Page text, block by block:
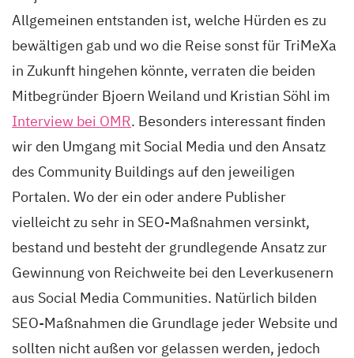
Allgemeinen entstanden ist, welche Hürden es zu
bewältigen gab und wo die Reise sonst für TriMeXa
in Zukunft hingehen könnte, verraten die beiden
Mitbegründer Bjoern Weiland und Kristian Söhl im
Interview bei OMR. Besonders interessant finden
wir den Umgang mit Social Media und den Ansatz
des Community Buildings auf den jeweiligen
Portalen. Wo der ein oder andere Publisher
vielleicht zu sehr in SEO-Maßnahmen versinkt,
bestand und besteht der grundlegende Ansatz zur
Gewinnung von Reichweite bei den Leverkusenern
aus Social Media Communities. Natürlich bilden
SEO-Maßnahmen die Grundlage jeder Website und
sollten nicht außen vor gelassen werden, jedoch